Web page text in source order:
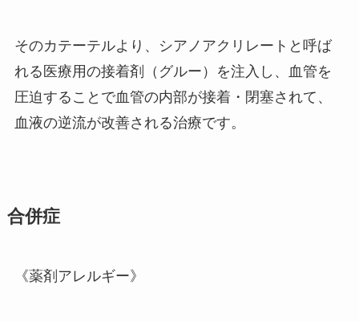
そのカテーテルより、シアノアクリレートと呼ば
れる医療用の接着剤（グルー）を注入し、血管を
圧迫することで血管の内部が接着・閉塞されて、
血液の逆流が改善される治療です。
合併症
《薬剤アレルギー》